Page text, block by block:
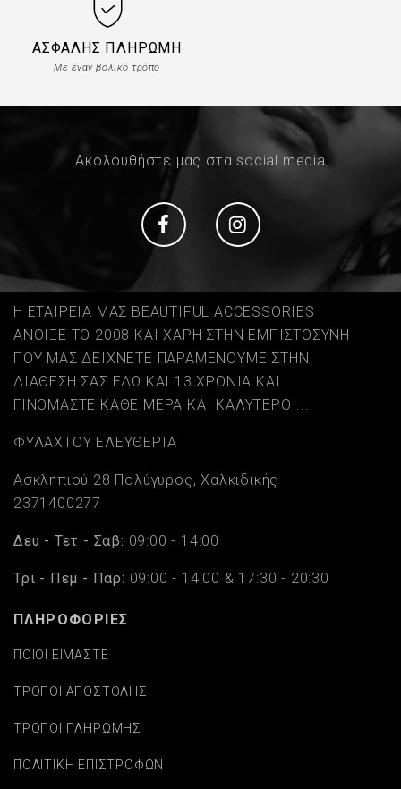
ΑΣΦΑΛΉΣ ΠΛΗΡΩΜΉ
Με έναν βολικό τρόπο
Ακολουθήστε μας στα social media
Social Social
Η ΕΤΑΙΡΕΙΑ ΜΑΣ BEAUTIFUL ACCESSORIES
ΑΝΟΙΞΕ ΤΟ 2008 ΚΑΙ ΧΑΡΗ ΣΤΗΝ ΕΜΠΙΣΤΟΣΥΝΗ
ΠΟΥ ΜΑΣ ΔΕΙΧΝΕΤΕ ΠΑΡΑΜΕΝΟΥΜΕ ΣΤΗΝ
ΔΙΑΘΕΣΗ ΣΑΣ ΕΔΩ ΚΑΙ 13 ΧΡΟΝΙΑ ΚΑΙ
ΓΙΝΟΜΑΣΤΕ ΚΑΘΕ ΜΕΡΑ ΚΑΙ ΚΑΛΥΤΕΡΟΙ...
ΦΥΛΑΧΤΟΥ ΕΛΕΥΘΕΡΙΑ
Ασκληπιού 28 Πολύγυρος, Χαλκιδικής
2371400277
Δευ - Τετ - Σαβ: 09:00 - 14:00
Τρι - Πεμ - Παρ: 09:00 - 14:00 & 17:30 - 20:30
ΠΛΗΡΟΦΟΡΙΕΣ
ΠΟΙΟΙ ΕΙΜΑΣΤΕ
ΤΡΟΠΟΙ ΑΠΟΣΤΟΛΗΣ
ΤΡΟΠΟΙ ΠΛΗΡΩΜΗΣ
ΠΟΛΙΤΙΚΗ ΕΠΙΣΤΡΟΦΩΝ